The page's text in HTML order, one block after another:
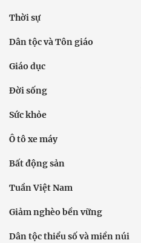
Thời sự
Dân tộc và Tôn giáo
Giáo dục
Đời sống
Sức khỏe
Ô tô xe máy
Bất động sản
Tuần Việt Nam
Giảm nghèo bền vững
Dân tộc thiểu số và miền núi